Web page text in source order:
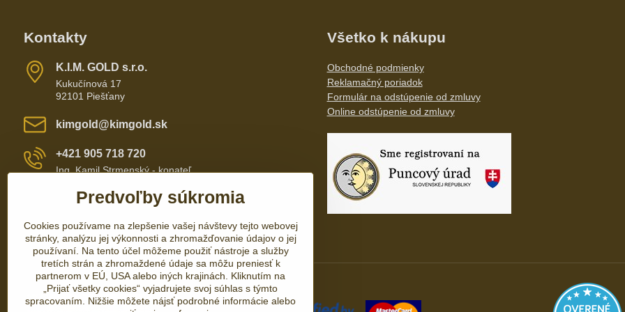
Kontakty
K​​.I​​.M​​. GOLD s​​.r​​.o​​.
Kukučínová 17
92101 Piešťany
kimgold​@kimgold​.sk
+421 905 718 720
Ing. Kamil Strmenský - konateľ
+421 905 657 700
+421 337 735 110
Všetko k nákupu
Obchodné podmienky
Reklamačný poriadok
Formulár na odstúpenie od zmluvy
Online odstúpenie od zmluvy
Predvoľby súkromia
Cookies používame na zlepšenie vašej návštevy tejto webovej
stránky, analýzu jej výkonnosti a zhromažďovanie údajov o jej
používaní. Na tento účel môžeme použiť nástroje a služby
tretích strán a zhromaždené údaje sa môžu preniesť k
partnerom v EÚ, USA alebo iných krajinách. Kliknutím na
„Prijať všetky cookies“ vyjadrujete svoj súhlas s týmto
spracovaním. Nižšie môžete nájsť podrobné informácie alebo